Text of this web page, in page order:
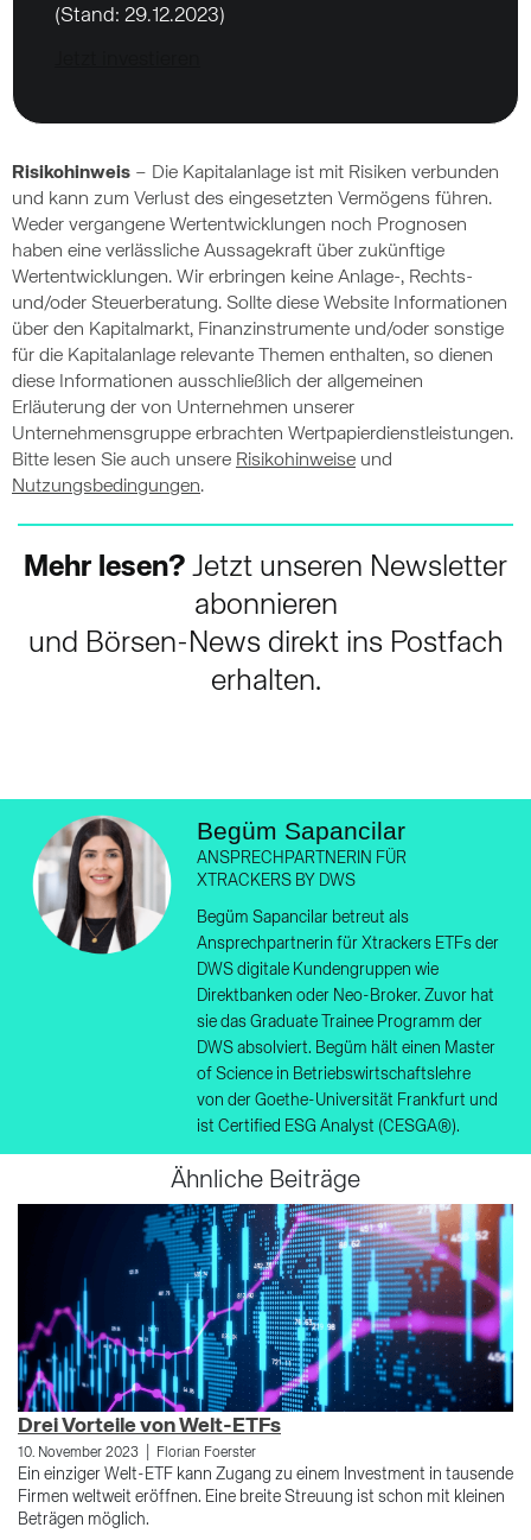
(Stand: 29.12.2023)
Risikohinweis – Die Kapitalanlage ist mit Risiken verbunden
und kann zum Verlust des eingesetzten Vermögens führen.
Weder vergangene Wertentwicklungen noch Prognosen
haben eine verlässliche Aussagekraft über zukünftige
Wertentwicklungen. Wir erbringen keine Anlage-, Rechts-
und/oder Steuerberatung. Sollte diese Website Informationen
über den Kapitalmarkt, Finanzinstrumente und/oder sonstige
für die Kapitalanlage relevante Themen enthalten, so dienen
diese Informationen ausschließlich der allgemeinen
Erläuterung der von Unternehmen unserer
Unternehmensgruppe erbrachten Wertpapierdienstleistungen.
Bitte lesen Sie auch unsere Risikohinweise und
Nutzungsbedingungen.
Mehr lesen? Jetzt unseren Newsletter
abonnieren
und Börsen-News direkt ins Postfach
erhalten.
Begüm Sapancilar
ANSPRECHPARTNERIN FÜR
XTRACKERS BY DWS
Begüm Sapancilar betreut als
Ansprechpartnerin für Xtrackers ETFs der
DWS digitale Kundengruppen wie
Direktbanken oder Neo-Broker. Zuvor hat
sie das Graduate Trainee Programm der
DWS absolviert. Begüm hält einen Master
of Science in Betriebswirtschaftslehre
von der Goethe-Universität Frankfurt und
ist Certified ESG Analyst (CESGA®).
Ähnliche Beiträge
Drei Vorteile von Welt-ETFs
10. November 2023 Florian Foerster
Ein einziger Welt-ETF kann Zugang zu einem Investment in tausende
Firmen weltweit eröffnen. Eine breite Streuung ist schon mit kleinen
Beträgen möglich.